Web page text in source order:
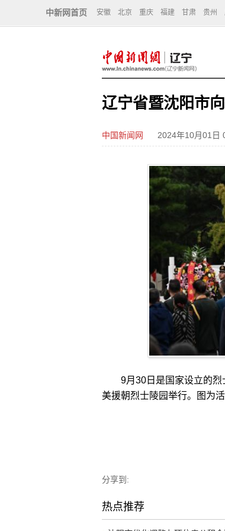
中新网首页 安徽 北京 重庆 福建 甘肃 贵州
辽宁省暨沈阳市
中国新闻网 2024年10月01日
9月30日是国家设立的烈
美援朝烈士陵园举行。图为
分享到:
热点推荐